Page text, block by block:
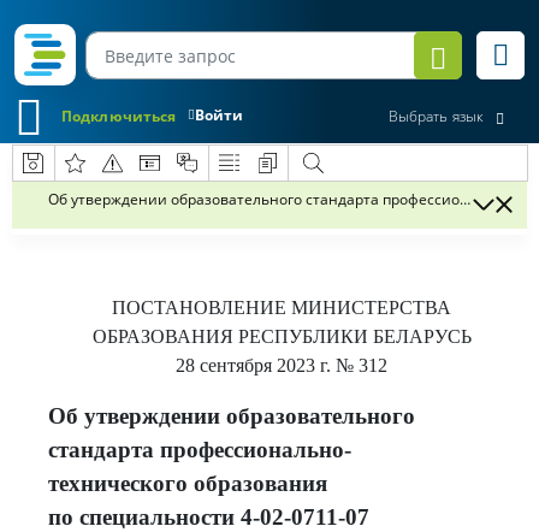
Войти
Подключиться Выбрать язык
Об утверждении образовательного стандарта профессионально-
ПОСТАНОВЛЕНИЕ МИНИСТЕРСТВА
ОБРАЗОВАНИЯ РЕСПУБЛИКИ БЕЛАРУСЬ
28 сентября 2023 г. № 312
Об утверждении образовательного
стандарта профессионально-
технического образования
по специальности 4-02-0711-07